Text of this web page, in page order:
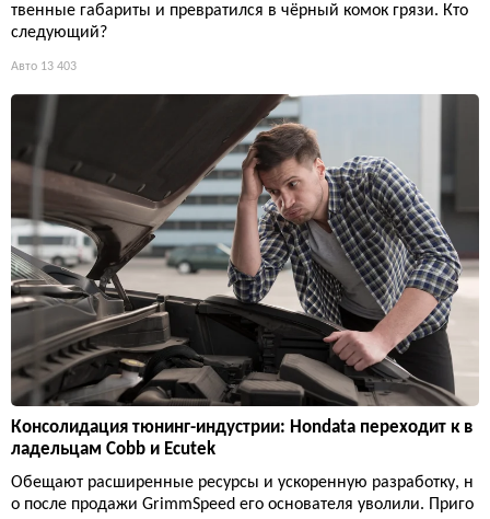
твенные габариты и превратился в чёрный комок грязи. Кто
следующий?
Авто 13 403
Консолидация тюнинг-индустрии: Hondata переходит к в
ладельцам Cobb и Ecutek
Обещают расширенные ресурсы и ускоренную разработку, н
о после продажи GrimmSpeed его основателя уволили. Приго